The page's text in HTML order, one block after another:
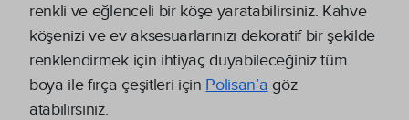
renkli ve eğlenceli bir köşe yaratabilirsiniz. Kahve
köşenizi ve ev aksesuarlarınızı dekoratif bir şekilde
renklendirmek için ihtiyaç duyabileceğiniz tüm
boya ile fırça çeşitleri için Polisan’a göz
atabilirsiniz.